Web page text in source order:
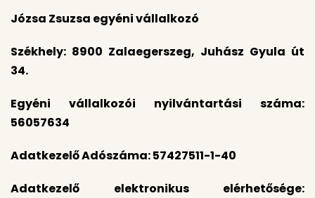
Józsa Zsuzsa egyéni vállalkozó
Székhely: 8900 Zalaegerszeg, Juhász Gyula út
34.
Egyéni vállalkozói nyilvántartási száma:
56057634
Adatkezelő Adószáma: 57427511-1-40
Adatkezelő elektronikus elérhetősége: